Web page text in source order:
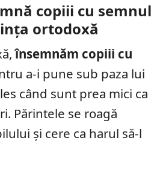
copiii cu semnul
ortodoxă
însemnăm copiii cu
a-i pune sub paza lui
când sunt prea mici ca
Părintele se roagă
și cere ca harul să-l